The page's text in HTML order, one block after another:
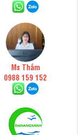
Ms Thắm
0988 159 152